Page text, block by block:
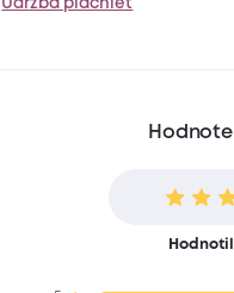
Údržba plachiet